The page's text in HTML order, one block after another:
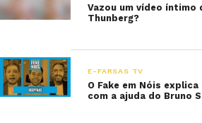
Vazou um vídeo
Thunberg?
E-FARSAS TV
O Fake em Nóis
com a ajuda do Bruno